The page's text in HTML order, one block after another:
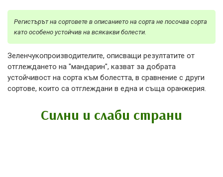
Регистърът на сортовете в описанието на сорта не посочва сорта
като особено устойчив на всякакви болести.
Зеленчукопроизводителите, описващи резултатите от
отглеждането на "мандарин", казват за добрата
устойчивост на сорта към болестта, в сравнение с други
сортове, които са отглеждани в една и съща оранжерия.
Силни и слаби страни